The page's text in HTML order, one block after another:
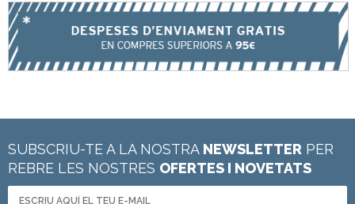
SUBSCRIU-TE A LA NOSTRA NEWSLETTER PER
REBRE LES NOSTRES OFERTES I NOVETATS